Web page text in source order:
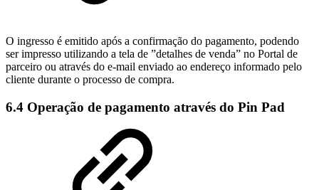
O ingresso é emitido após a confirmação do pagamento, podendo
ser impresso utilizando a tela de ”detalhes de venda” no Portal de
parceiro ou através do e-mail enviado ao endereço informado pelo
cliente durante o processo de compra.
6.4 Operação de pagamento através do Pin Pad